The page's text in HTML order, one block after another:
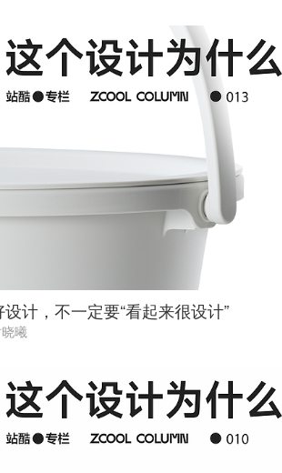
设计，不一定要“看起来很设计”
曦